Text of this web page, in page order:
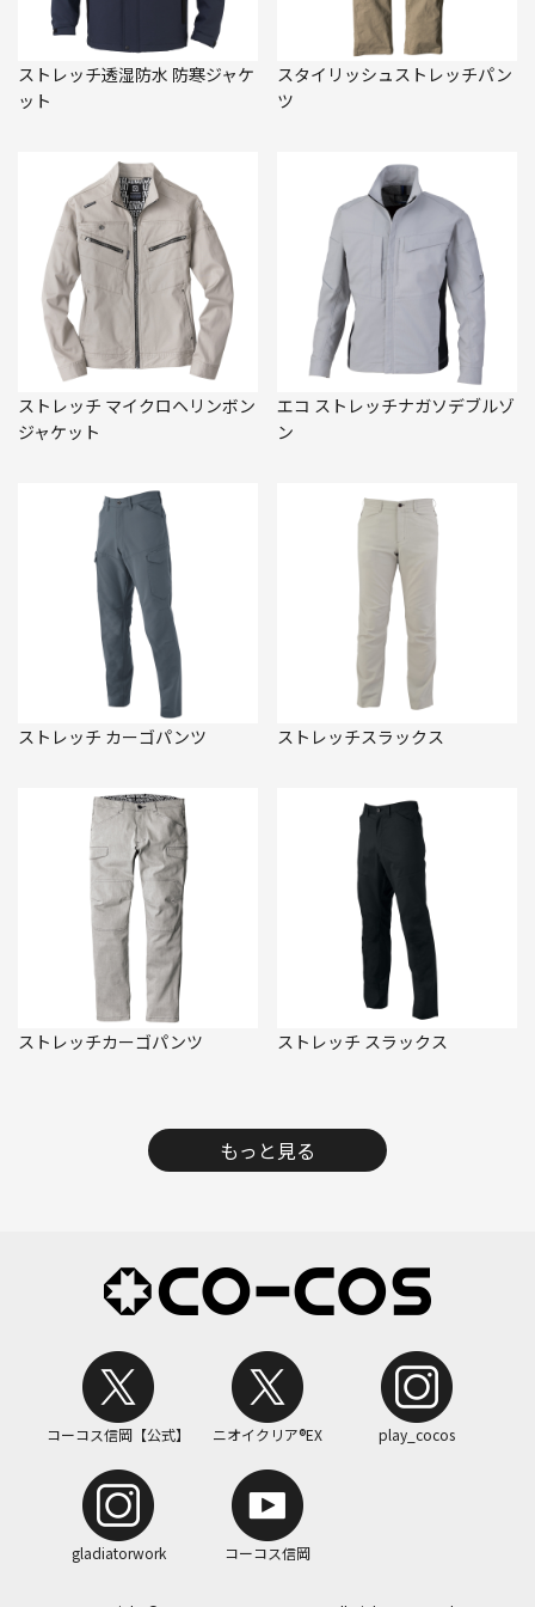
ストレッチ透湿防水 防寒ジャケ
ット
スタイリッシュストレッチパン
ツ
ストレッチ マイクロヘリンボン
ジャケット
エコ ストレッチナガソデブルゾ
ン
ストレッチ カーゴパンツ ストレッチスラックス
ストレッチカーゴパンツ ストレッチ スラックス
もっと見る
コーコス信岡【公式】 ニオイクリア®EX play_cocos
gladiatorwork コーコス信岡